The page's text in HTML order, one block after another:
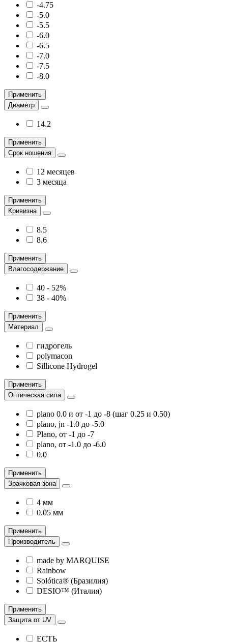
-4.75
-5.0
-5.5
-6.0
-6.5
-7.0
-7.5
-8.0
Применить
Диаметр
14.2
Применить
Срок ношения
12 месяцев
3 месяца
Применить
Кривизна
8.5
8.6
Применить
Влагосодержание
40 - 52%
38 - 40%
Применить
Материал
гидрогель
polymacon
Sillicone Hydrogel
Применить
Оптическая сила
plano 0.0 и от -1 до -8 (шаг 0.25 и 0.50)
plano, jn -1.0 до -5.0
Plano, от -1 до -7
plano, от -1.0 до -6.0
0.0
Применить
Зрачковая зона
4 мм
0.05 мм
Применить
Производитель
made by MARQUISE
Rainbow
Solótica® (Бразилия)
DESIO™ (Италия)
Применить
Защита от UV
ЕСТЬ